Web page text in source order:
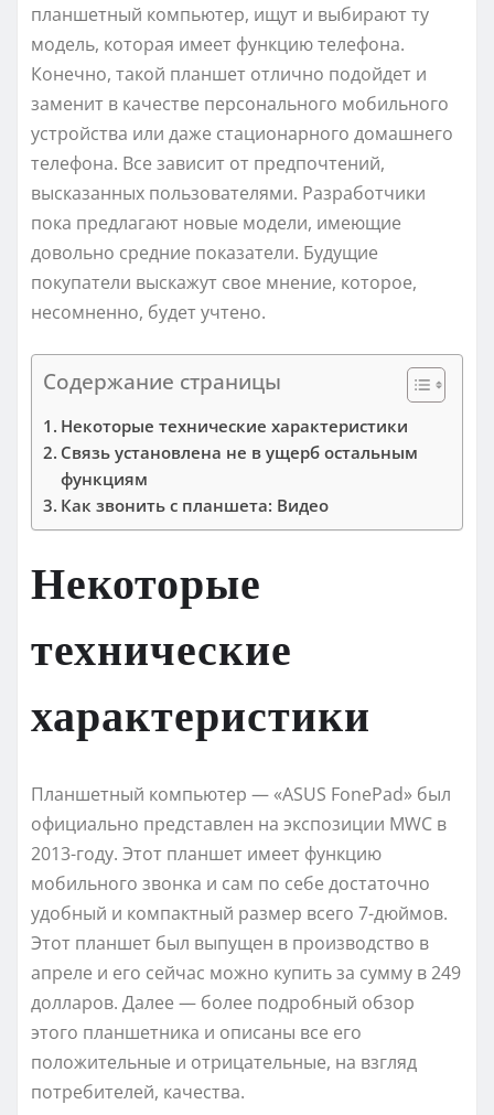
планшетный компьютер, ищут и выбирают ту
модель, которая имеет функцию телефона.
Конечно, такой планшет отлично подойдет и
заменит в качестве персонального мобильного
устройства или даже стационарного домашнего
телефона. Все зависит от предпочтений,
высказанных пользователями. Разработчики
пока предлагают новые модели, имеющие
довольно средние показатели. Будущие
покупатели выскажут свое мнение, которое,
несомненно, будет учтено.
Содержание страницы
Некоторые технические характеристики
Связь установлена не в ущерб остальным
функциям
Как звонить с планшета: Видео
Некоторые
технические
характеристики
Планшетный компьютер — «АSUS FоnеPаd» был
официально представлен на экспозиции MWC в
2013-году. Этот планшет имеет функцию
мобильного звонка и сам по себе достаточно
удобный и компактный размер всего 7-дюймов.
Этот планшет был выпущен в производство в
апреле и его сейчас можно купить за сумму в 249
долларов. Далее — более подробный обзор
этого планшетника и описаны все его
положительные и отрицательные, на взгляд
потребителей, качества.